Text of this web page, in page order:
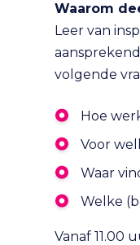
Waarom
Leer van
volgende
Hoe
Voor
Waar
Welke
Vanaf 11.00